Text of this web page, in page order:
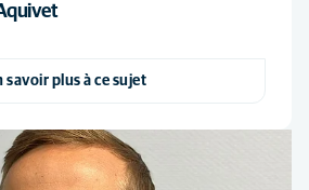
savoir plus à ce sujet